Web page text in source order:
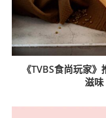
《TVBS食尚玩家
滋